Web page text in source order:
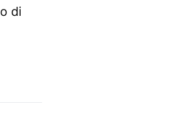
di